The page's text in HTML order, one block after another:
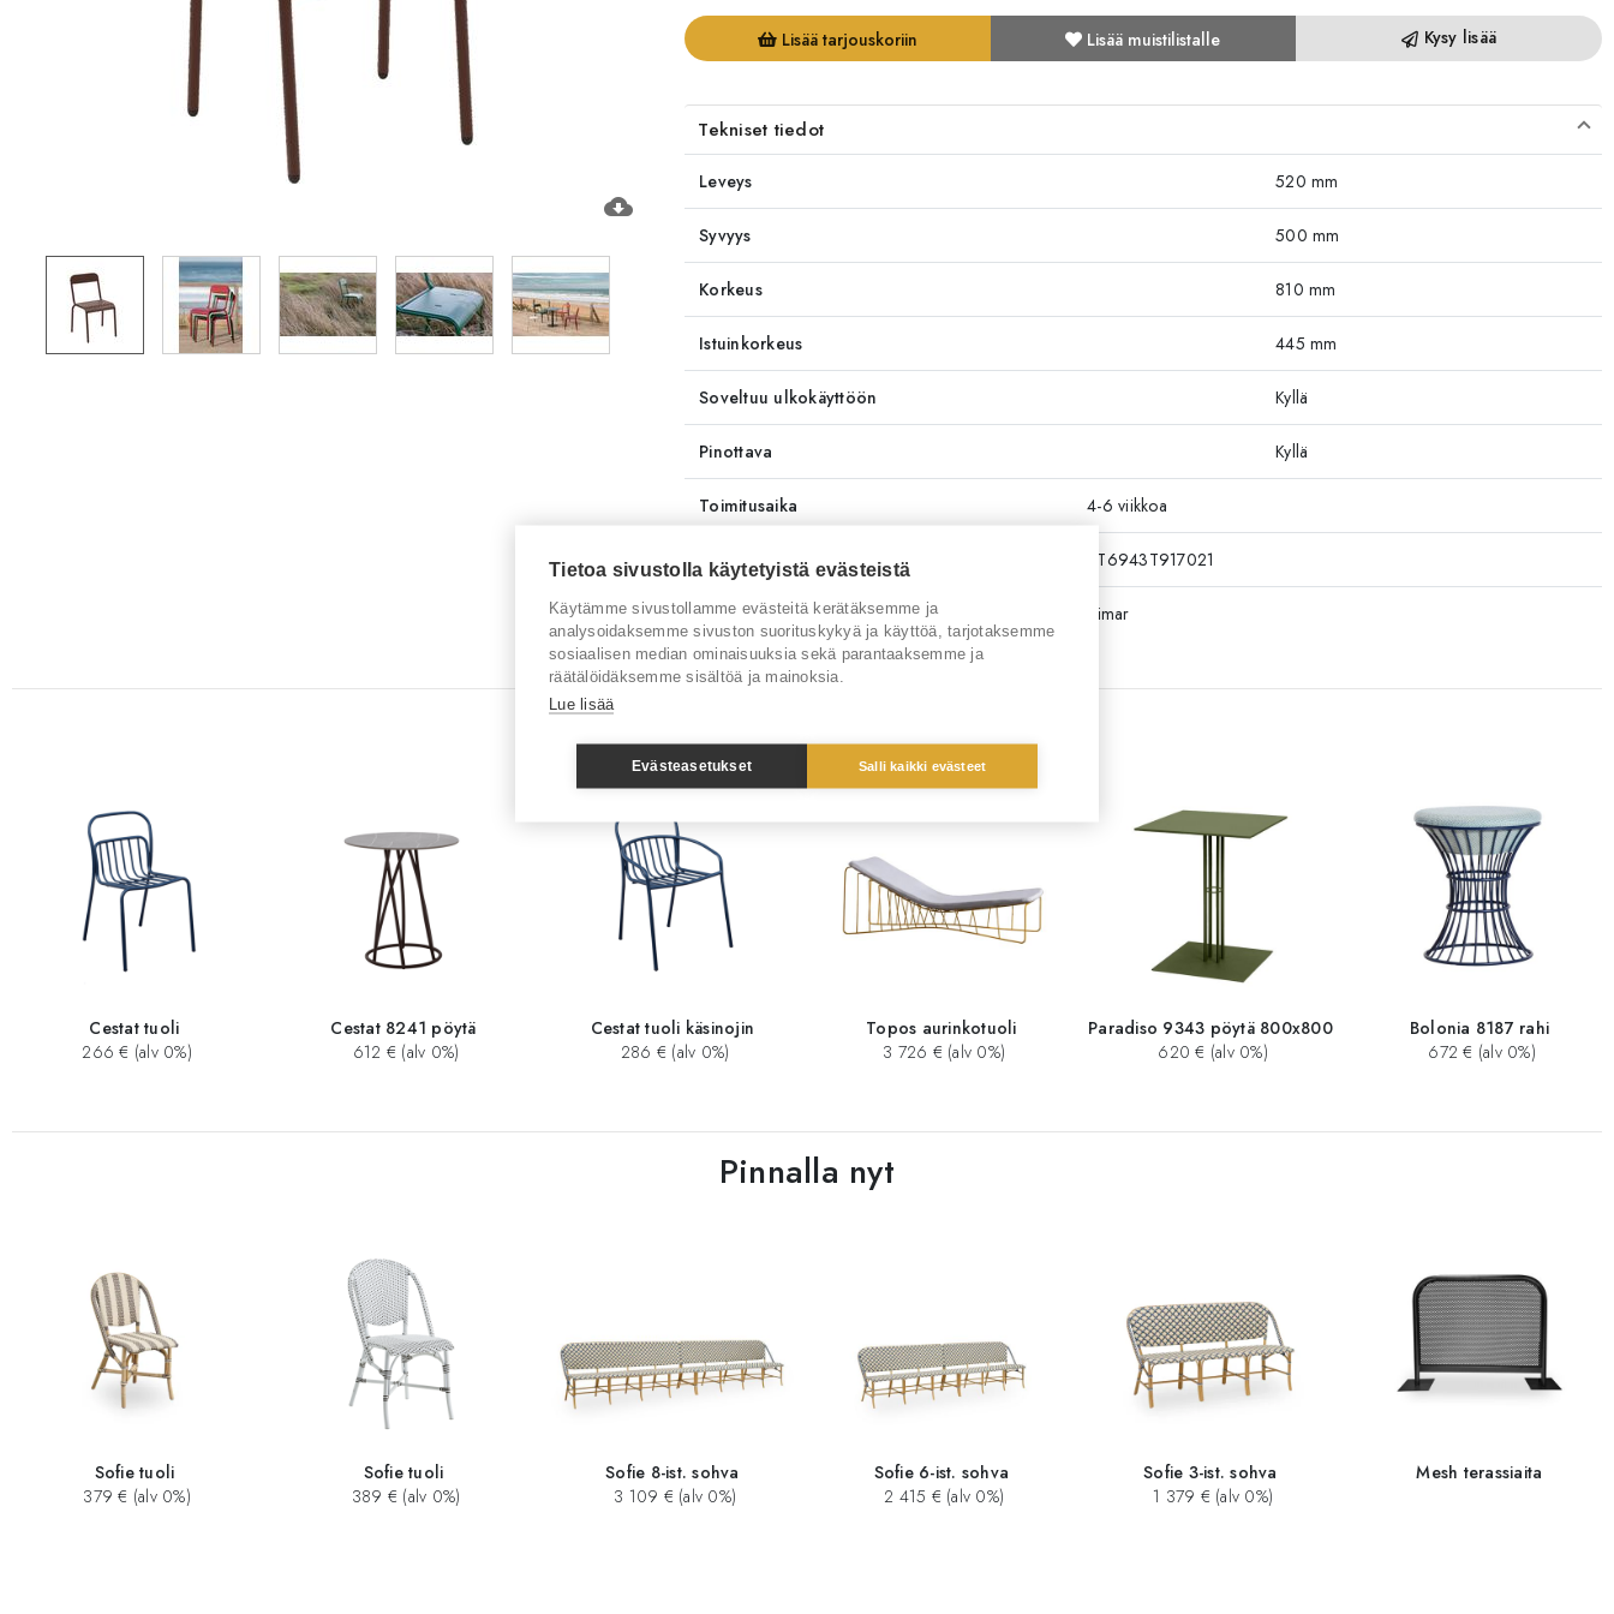
cloud_download
Lisää tarjouskoriin Lisää muistilistalle Kysy lisää
Tekniset tiedot
Leveys 520 mm
Syvyys 500 mm
Korkeus 810 mm
Istuinkorkeus 445 mm
Soveltuu ulkokäyttöön Kyllä
Pinottava Kyllä
Toimitusaika 4-6 viikkoa
Tuotenumero RT6943T917021
Tuotemerkki Isimar
Sinua saattaisi kiinnostaa myös
Cestat tuoli
266 € (alv 0%)
Cestat 8241 pöytä
612 € (alv 0%)
Cestat tuoli käsinojin
286 € (alv 0%)
Topos aurinkotuoli
3 726 € (alv 0%)
Paradiso 9343 pöytä 800x800
620 € (alv 0%)
Bolonia 8187 rahi
672 € (alv 0%)
Pinnalla nyt
Sofie tuoli
379 € (alv 0%)
Sofie tuoli
389 € (alv 0%)
Sofie 8-ist. sohva
3 109 € (alv 0%)
Sofie 6-ist. sohva
2 415 € (alv 0%)
Sofie 3-ist. sohva
1 379 € (alv 0%)
Mesh terassiaita
Tietoa sivustolla käytetyistä evästeistä
Käytämme sivustollamme evästeitä kerätäksemme ja
analysoidaksemme sivuston suorituskykyä ja käyttöä, tarjotaksemme
sosiaalisen median ominaisuuksia sekä parantaaksemme ja
räätälöidäksemme sisältöä ja mainoksia.
Lue lisää
Evästeasetukset Salli kaikki evästeet